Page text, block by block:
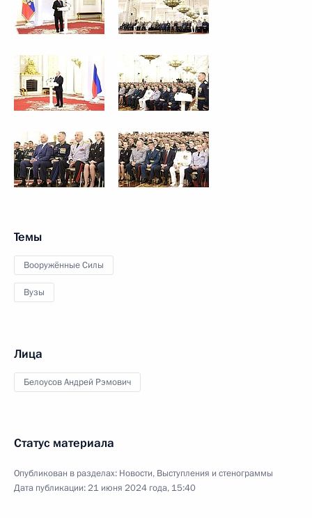
Темы
Вооружённые Силы
Вузы
Лица
Белоусов Андрей Рэмович
Статус материала
Опубликован в разделах: Новости, Выступления и стенограммы
Дата публикации:21 июня 2024 года, 15:40